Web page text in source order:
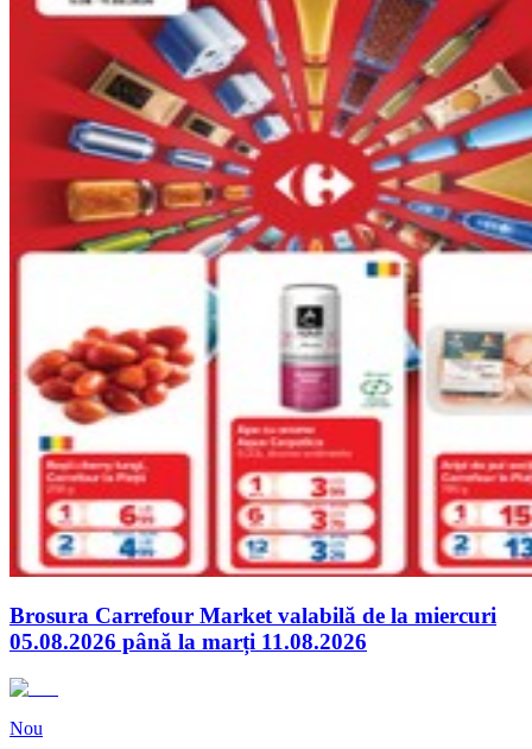
Brosura Carrefour Market valabilă de la miercuri
05.08.2026 până la marți 11.08.2026
Nou